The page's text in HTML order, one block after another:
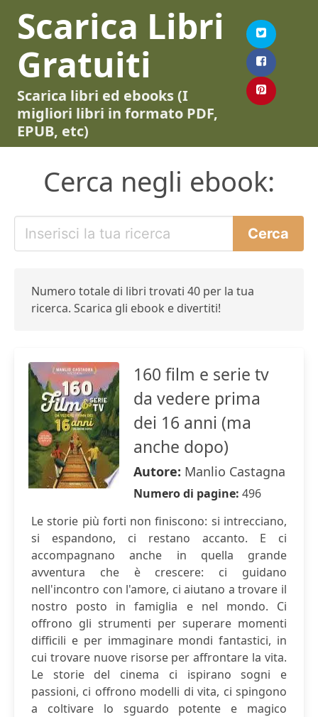
Scarica Libri
Gratuiti
Scarica libri ed ebooks (I
migliori libri in formato PDF,
EPUB, etc)
Cerca negli ebook:
Numero totale di libri trovati 40 per la tua
ricerca. Scarica gli ebook e divertiti!
160 film e serie tv
da vedere prima
dei 16 anni (ma
anche dopo)
Autore: Manlio Castagna
Numero di pagine: 496
Le storie più forti non finiscono: si intrecciano,
si espandono, ci restano accanto. E ci
accompagnano anche in quella grande
avventura che è crescere: ci guidano
nell'incontro con l'amore, ci aiutano a trovare il
nostro posto in famiglia e nel mondo. Ci
offrono gli strumenti per superare momenti
difficili e per immaginare mondi fantastici, in
cui trovare nuove risorse per affrontare la vita.
Le storie del cinema ci ispirano sogni e
passioni, ci offrono modelli di vita, ci spingono
a coltivare lo sguardo potente e magico